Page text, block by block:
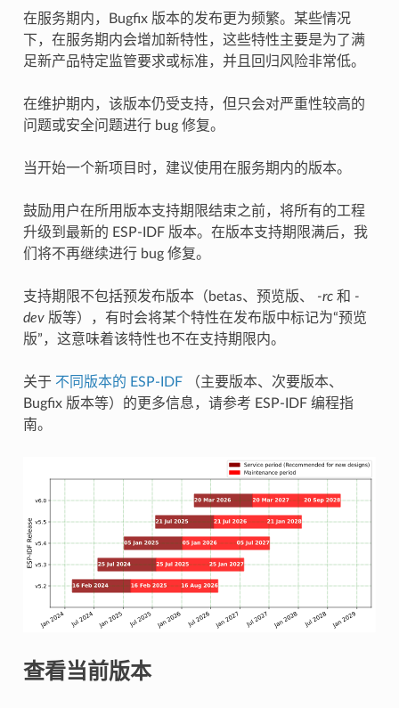
在服务期内，Bugfix 版本的发布更为频繁。某些情况
下，在服务期内会增加新特性，这些特性主要是为了满
足新产品特定监管要求或标准，并且回归风险非常低。
在维护期内，该版本仍受支持，但只会对严重性较高的
问题或安全问题进行 bug 修复。
当开始一个新项目时，建议使用在服务期内的版本。
鼓励用户在所用版本支持期限结束之前，将所有的工程
升级到最新的 ESP-IDF 版本。在版本支持期限满后，我
们将不再继续进行 bug 修复。
支持期限不包括预发布版本（betas、预览版、 -rc和 -
dev版等），有时会将某个特性在发布版中标记为“预览
版”，这意味着该特性也不在支持期限内。
关于 不同版本的 ESP-IDF（主要版本、次要版本、
Bugfix 版本等）的更多信息，请参考 ESP-IDF 编程指
南。
查看当前版本